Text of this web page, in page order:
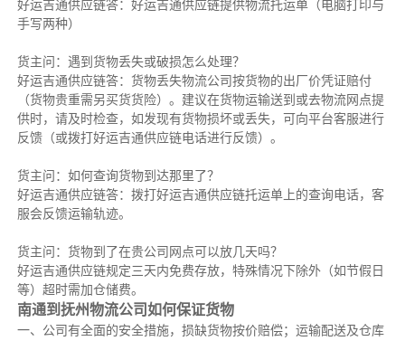
好运吉通供应链答：好运吉通供应链提供物流托运单（电脑打印与
手写两种）
货主问：遇到货物丢失或破损怎么处理？
好运吉通供应链答：货物丢失物流公司按货物的出厂价凭证赔付
（货物贵重需另买货货险）。建议在货物运输送到或去物流网点提
供时，请及时检查，如发现有货物损坏或丢失，可向平台客服进行
反馈（或拨打好运吉通供应链电话进行反馈）。
货主问：如何查询货物到达那里了？
好运吉通供应链答：拨打好运吉通供应链托运单上的查询电话，客
服会反馈运输轨迹。
货主问：货物到了在贵公司网点可以放几天吗？
好运吉通供应链规定三天内免费存放，特殊情况下除外（如节假日
等）超时需加仓储费。
南通到抚州物流公司如何保证货物
一、公司有全面的安全措施，损缺货物按价赔偿；运输配送及仓库